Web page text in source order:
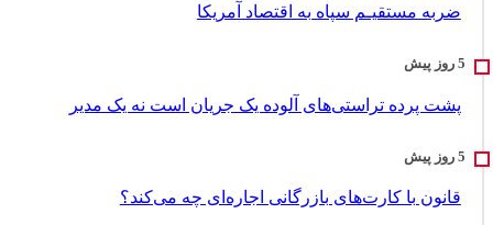
ضربه مستقیـم سپاه به اقتصاد آمر‌یکا
پشت پرده تراستی‌های آلوده یک جریان است نه یک مدیر
قانون با کارت‌های بازرگانی اجاره‌ای چه می‌کند؟